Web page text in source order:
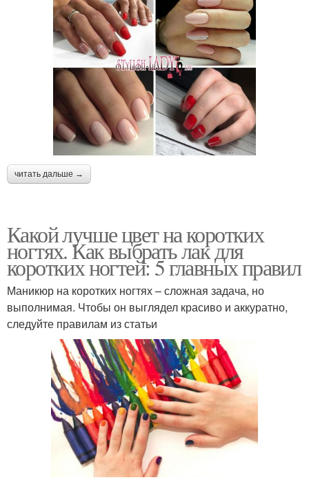
читать дальше →
Какой лучше цвет на коротких
ногтях. Как выбрать лак для
коротких ногтей: 5 главных правил
Маникюр на коротких ногтях – сложная задача, но
выполнимая. Чтобы он выглядел красиво и аккуратно,
следуйте правилам из статьи